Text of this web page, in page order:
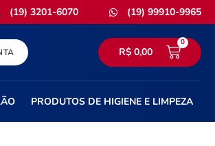
(19) 3201-6070 (19) 99910-9965
R$0,00
0
PRODUTOS DE HIGIENE E LIMPEZA